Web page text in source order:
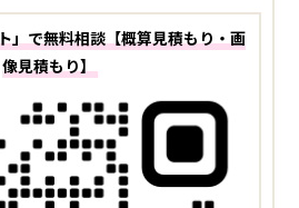
」で無料相談【概算見積もり・画
像見積もり】